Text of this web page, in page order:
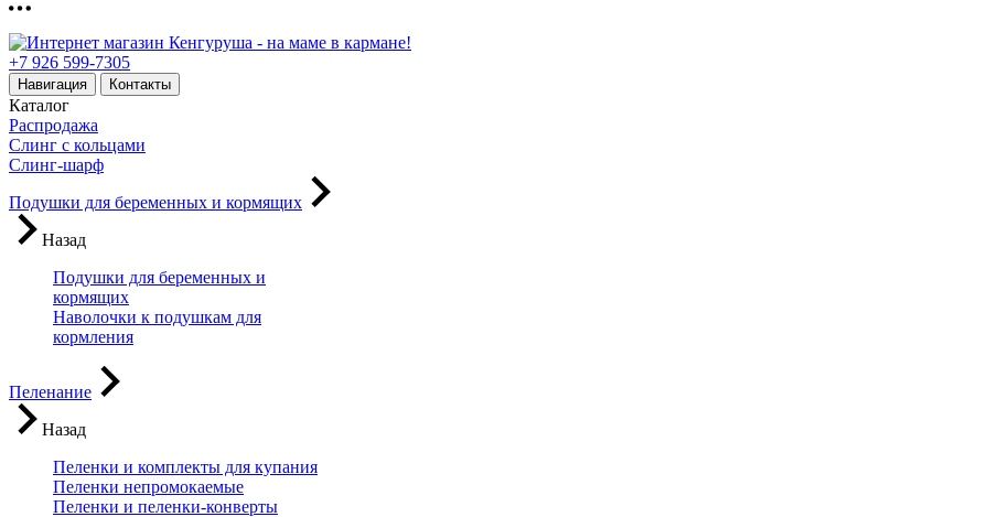
+7 926 599-7305
Навигация Контакты
Каталог
Распродажа
Слинг с кольцами
Слинг-шарф
Подушки для беременных и кормящих
Назад
Подушки для беременных и
кормящих
Наволочки к подушкам для
кормления
Пеленание
Назад
Пеленки и комплекты для купания
Пеленки непромокаемые
Пеленки и пеленки-конверты